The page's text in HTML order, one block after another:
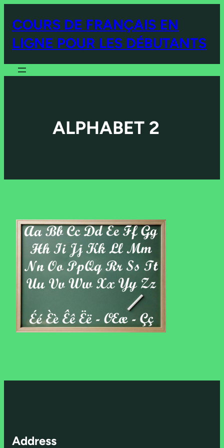
COURS DE FRANÇAIS EN
LIGNE POUR LES DÉBUTANTS
ALPHABET 2
Address